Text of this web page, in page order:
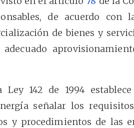
de acuerdo
de bienes y
Ley 142 de 1994
señalar los
y procedimientos de las